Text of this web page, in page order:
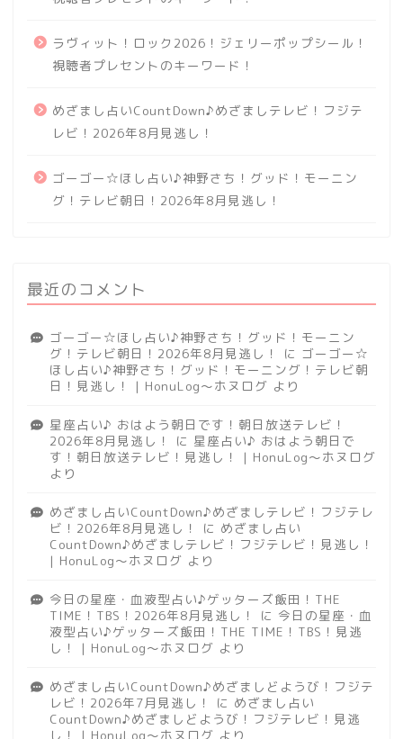
ラヴィット！ロック2026！ジェリーポップシール！
視聴者プレセントのキーワード！
めざまし占いCountDown♪めざましテレビ！フジテ
レビ！2026年8月見逃し！
ゴーゴー☆ほし占い♪神野さち！グッド！モーニン
グ！テレビ朝日！2026年8月見逃し！
最近のコメント
ゴーゴー☆ほし占い♪神野さち！グッド！モーニン
グ！テレビ朝日！2026年8月見逃し！
に ゴーゴー☆
ほし占い♪神野さち！グッド！モーニング！テレビ朝
日！見逃し！ | HonuLog～ホヌログ より
星座占い♪ おはよう朝日です！朝日放送テレビ！
2026年8月見逃し！
に 星座占い♪ おはよう朝日で
す！朝日放送テレビ！見逃し！ | HonuLog～ホヌログ
より
めざまし占いCountDown♪めざましテレビ！フジテレ
ビ！2026年8月見逃し！
に めざまし占い
CountDown♪めざましテレビ！フジテレビ！見逃し！
| HonuLog～ホヌログ より
今日の星座・血液型占い♪ゲッターズ飯田！THE
TIME！TBS！2026年8月見逃し！
に 今日の星座・血
液型占い♪ゲッターズ飯田！THE TIME！TBS！見逃
し！ | HonuLog～ホヌログ より
めざまし占いCountDown♪めざましどようび！フジテ
レビ！2026年7月見逃し！
に めざまし占い
CountDown♪めざましどようび！フジテレビ！見逃
し！ | HonuLog～ホヌログ より